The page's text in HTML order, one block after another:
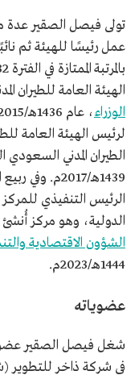
تولى فيصل الصقير عدة
عمل رئيسًا للهيئة ثم
الهيئة العامة للطيران
الوزراء
لرئيس الهيئة العامة
الرئيس التنفيذي
الدولية، وهو مركز
الشؤون الاقتصادية
1444هـ/2023م.
عضوياته
شغل فيصل الصقير
في شركة ذاخر